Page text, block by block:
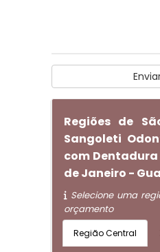
Regiões de
Sangoleti
com Dentadura
de Janeiro -
Selecione uma
orçamento
Região Central